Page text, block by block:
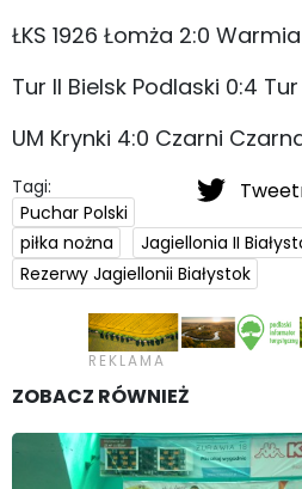
ŁKS 1926 Łomża 2:0
Tur II Bielsk Podlaski 0:4
UM Krynki 4:0 Czarni
Tagi:
Puchar Polski
piłka nożna
Jagiellonia II
Rezerwy Jagiellonii Białystok
ZOBACZ RÓWNIEŻ